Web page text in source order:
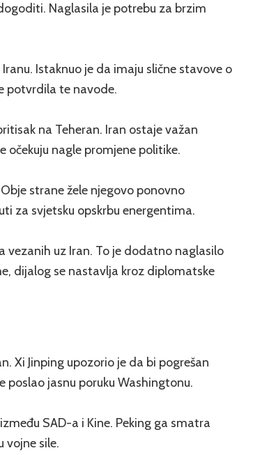
Naglasila je potrebu za brzim
Istaknuo je da imaju slične stavove o
potvrdila te navode.
na Teheran. Iran ostaje važan
očekuju nagle promjene politike.
strane žele njegovo ponovno
za svjetsku opskrbu energentima.
vezanih uz Iran. To je dodatno naglasilo
dijalog se nastavlja kroz diplomatske
Xi Jinping upozorio je da bi pogrešan
jasnu poruku Washingtonu.
SAD-a i Kine. Peking ga smatra
vojne sile.